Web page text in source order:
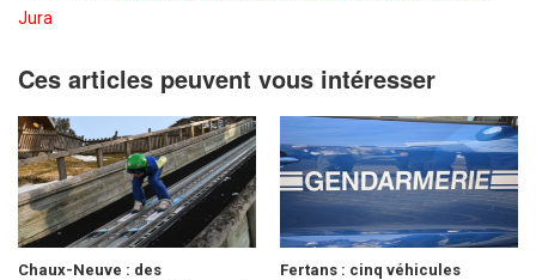
Jura
Ces articles peuvent vous intéresser
Chaux-Neuve : des
Fertans : cinq véhicules